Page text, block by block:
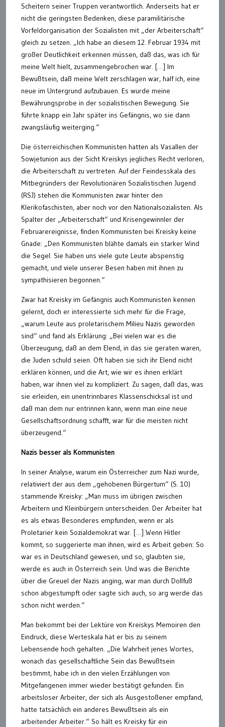
Scheitern seiner Truppen verantwortlich. Anderseits hat er
nicht die geringsten Bedenken, diese paramilitärische
Vorfeldorganisation der Sozialisten mit „der Arbeiterschaft“
gleich zu setzen. „Ich habe an diesem 12. Februar 1934 mit
großer Deutlichkeit erkennen müssen, daß das, was ich für
meine Welt hielt, zusammengebrochen war. […] Im
Bewußtsein, daß meine Welt zerschlagen war, half ich, eine
neue im Untergrund aufzubauen. Es wurde meine
Bewährungsprobe in der sozialistischen Bewegung. Sie
führte knapp ein Jahr später ins Gefängnis, wo sie dann
zwangsläufig weiterging.“
Die österreichischen Kommunisten hatten als Vasallen der
Sowjetunion aus der Sicht Kreiskys jegliches Recht verloren,
die Arbeiterschaft zu vertreten. Auf der Feindesskala des
Mitbegründers der Revolutionären Sozialistischen Jugend
(RSJ) stehen die Kommunisten zwar hinter den
Klerikofaschisten, aber noch vor den Nationalsozialisten. Als
Spalter der „Arbeiterschaft“ und Krisengewinnler der
Februarereignisse, finden Kommunisten bei Kreisky keine
Gnade: „Den Kommunisten blähte damals ein starker Wind
die Segel. Sie haben uns viele gute Leute abspenstig
gemacht, und viele unserer Besen haben mit ihnen zu
sympathisieren begonnen.“
Zwar hat Kreisky im Gefängnis auch Kommunisten kennen
gelernt, doch er interessierte sich mehr für die Frage,
„warum Leute aus proletarischem Milieu Nazis geworden
sind“ und fand als Erklärung: „Bei vielen war es die
Überzeugung, daß an dem Elend, in das sie geraten waren,
die Juden schuld seien. Oft haben sie sich ihr Elend nicht
erklären können, und die Art, wie wir es ihnen erklärt
haben, war ihnen viel zu kompliziert. Zu sagen, daß das, was
sie erleiden, ein unentrinnbares Klassenschicksal ist und
daß man dem nur entrinnen kann, wenn man eine neue
Gesellschaftsordnung schafft, war für die meisten nicht
überzeugend.“
Nazis besser als Kommunisten
In seiner Analyse, warum ein Österreicher zum Nazi wurde,
relativiert der aus dem „gehobenen Bürgertum“ (S. 10)
stammende Kreisky: „Man muss im übrigen zwischen
Arbeitern und Kleinbürgern unterscheiden. Der Arbeiter hat
es als etwas Besonderes empfunden, wenn er als
Proletarier kein Sozialdemokrat war. […] Wenn Hitler
kommt, so suggerierte man ihnen, wird es Arbeit geben: So
war es in Deutschland gewesen, und so, glaubten sie,
werde es auch in Österreich sein. Und was die Berichte
über die Greuel der Nazis anging, war man durch Dollfuß
schon abgestumpft oder sagte sich auch, so arg werde das
schon nicht werden.“
Man bekommt bei der Lektüre von Kreiskys Memoiren den
Eindruck, diese Werteskala hat er bis zu seinem
Lebensende hoch gehalten. „Die Wahrheit jenes Wortes,
wonach das gesellschaftliche Sein das Bewußtsein
bestimmt, habe ich in den vielen Erzählungen von
Mitgefangenen immer wieder bestätigt gefunden. Ein
arbeitsloser Arbeiter, der sich als Ausgestoßener empfand,
hatte tatsächlich ein anderes Bewußtsein als ein
arbeitender Arbeiter.“ So hält es Kreisky für ein